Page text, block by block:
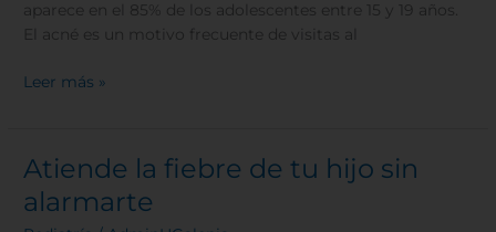
aparece en el 85% de los adolescentes entre 15 y 19 años.
El acné es un motivo frecuente de visitas al
Leer más »
Atiende la fiebre de tu hijo sin
alarmarte
Atiende
fiebre